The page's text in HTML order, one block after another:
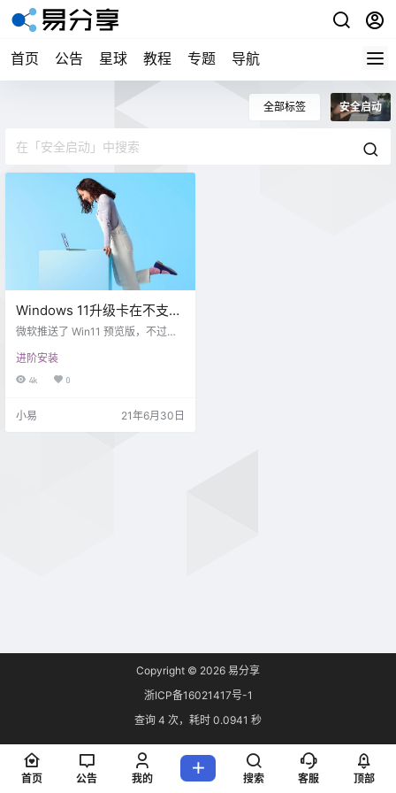
首页 公告 星球 教程 专题 导航
全部标签 安全启动
Windows 11升级卡在不支持
TPM 2.0/ 安全启动的绕过解
微软推送了 Win11 预览版，不过有
硬件标准，但最后更新的时候仍无
法安装 Windows 11 Dev build 10.
全启动两项，现在有开发者发现，
暂时可以先通过 dll 绕过检测，就是
进阶安装
4k 0
小易 21年6月30日
Copyright © 2026 易分享
浙ICP备16021417号-1
查询 4 次，耗时 0.0941 秒
首页 公告 我的 搜索 客服 顶部